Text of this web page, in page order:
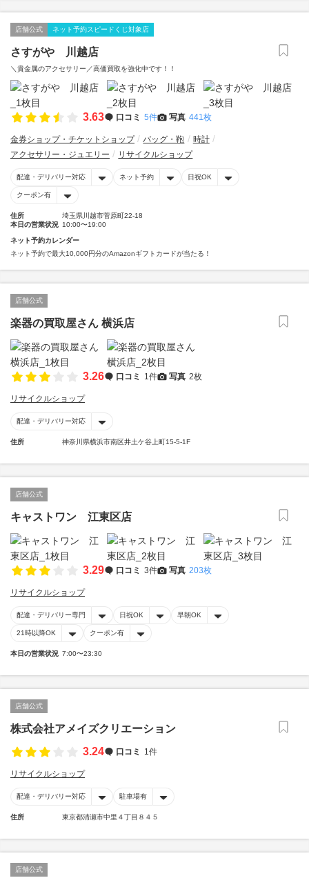
店舗公式 ネット予約スピードくじ対象店
さすがや 川越店
＼貴金属のアクセサリー／高価買取を強化中です！！
3.63 口コミ 5件 写真 441枚
金券ショップ・チケットショップ バッグ・鞄
時計
アクセサリー・ジュエリー
リサイクルショップ
配達・デリバリー対応 ネット予約 日祝OK
クーポン有
住所
埼玉県川越市菅原町22-18
本日の営業状況 10:00〜19:00
ネット予約カレンダー
ネット予約で最大10,000円分のAmazonギフトカードが当たる！
店舗公式
楽器の買取屋さん 横浜店
3.26 口コミ 1件 写真 2枚
リサイクルショップ
配達・デリバリー対応
住所 神奈川県横浜市南区井土ケ谷上町15-5-1F
店舗公式
キャストワン 江東区店
3.29 口コミ 3件 写真 203枚
リサイクルショップ
配達・デリバリー専門 日祝OK 早朝OK
21時以降OK クーポン有
本日の営業状況 7:00〜23:30
店舗公式
株式会社アメイズクリエーション
3.24
口コミ 1件
リサイクルショップ
配達・デリバリー対応 駐車場有
住所 東京都清瀬市中里４丁目８４５
店舗公式